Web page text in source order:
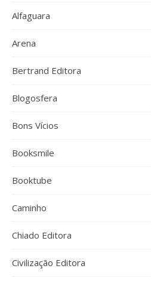
Alfaguara
Arena
Bertrand Editora
Blogosfera
Bons Vícios
Booksmile
Booktube
Caminho
Chiado Editora
Civilização Editora